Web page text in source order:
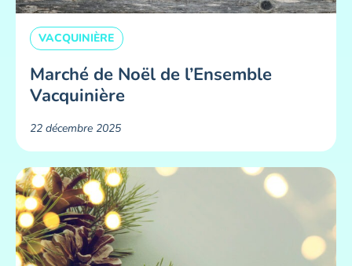
VACQUINIÈRE
Marché de Noël de l’Ensemble
Vacquinière
22 décembre 2025